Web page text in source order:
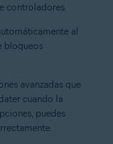
controladores.
al
bloqueos
avanzadas que
cuando la
puedes